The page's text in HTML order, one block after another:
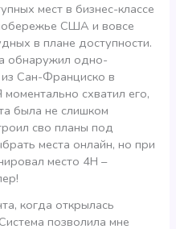
мест в бизнес-классе
США и вовсе
в плане доступности.
обнаружил одно-
из Сан-Франциско в
схватил его,
была не слишком
сво планы под
места онлайн, но при
место 4H –
когда открылась
позволила мне